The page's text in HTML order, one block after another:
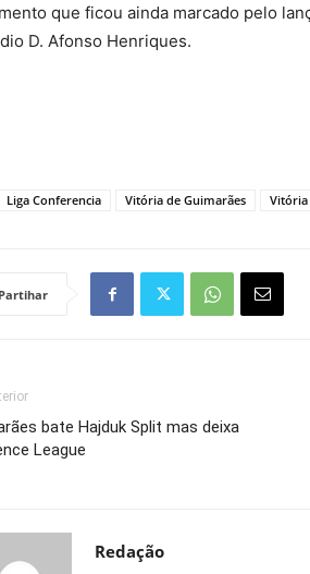
que ficou ainda marcado pelo
D. Afonso Henriques.
Liga Conferencia Vitória de Guimarães Vitória
Partihar
bate Hajduk Split mas deixa
League
Redação